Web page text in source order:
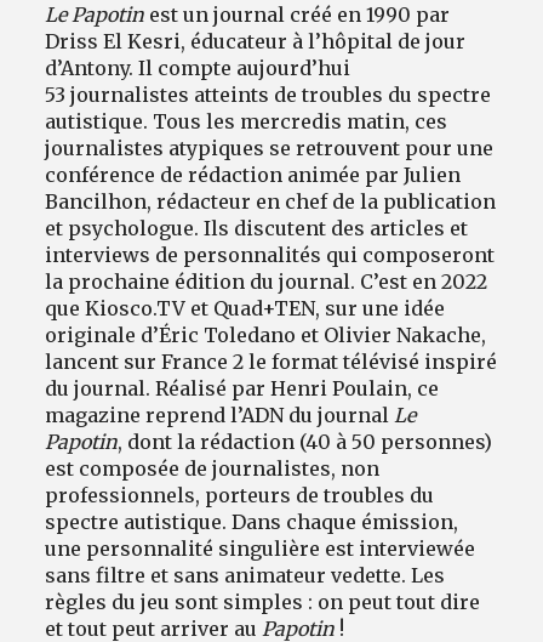
Le Papotin est un journal créé en 1990 par
Driss El Kesri, éducateur à l’hôpital de jour
d’Antony. Il compte aujourd’hui
53 journalistes atteints de troubles du spectre
autistique. Tous les mercredis matin, ces
journalistes atypiques se retrouvent pour une
conférence de rédaction animée par Julien
Bancilhon, rédacteur en chef de la publication
et psychologue. Ils discutent des articles et
interviews de personnalités qui composeront
la prochaine édition du journal. C’est en 2022
que Kiosco.TV et Quad+TEN, sur une idée
originale d’Éric Toledano et Olivier Nakache,
lancent sur France 2 le format télévisé inspiré
du journal. Réalisé par Henri Poulain, ce
magazine reprend l’ADN du journal Le
Papotin, dont la rédaction (40 à 50 personnes)
est composée de journalistes, non
professionnels, porteurs de troubles du
spectre autistique. Dans chaque émission,
une personnalité singulière est interviewée
sans filtre et sans animateur vedette. Les
règles du jeu sont simples : on peut tout dire
et tout peut arriver au Papotin !